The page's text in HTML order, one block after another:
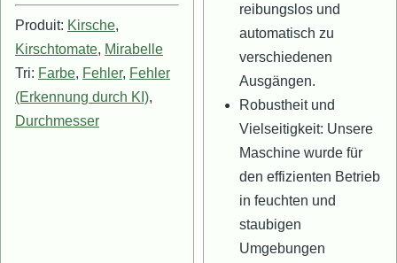
Produit: Kirsche,
Kirschtomate, Mirabelle
Tri: Farbe, Fehler, Fehler
(Erkennung durch KI),
Durchmesser
reibungslos und
automatisch zu
verschiedenen
Ausgängen.
Robustheit und
Vielseitigkeit: Unsere
Maschine wurde für
den effizienten Betrieb
in feuchten und
staubigen
Umgebungen